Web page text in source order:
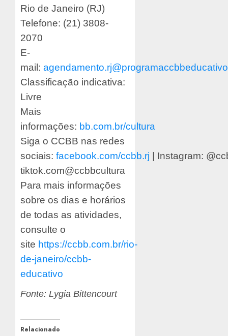
Rio de Janeiro (RJ)
Telefone: (21) 3808-
2070
E-
mail:
Classificação indicativa:
Livre
Mais
informações: bb.com.br/cultura
Siga o CCBB nas redes
sociais: facebook.com/ccbb.rj | Instagram:
tiktok.com@ccbbcultura
Para mais informações
sobre os dias e horários
de todas as atividades,
consulte o
site https://ccbb.com.br/rio-
de-janeiro/ccbb-
educativo
Fonte: Lygia Bittencourt
Relacionado